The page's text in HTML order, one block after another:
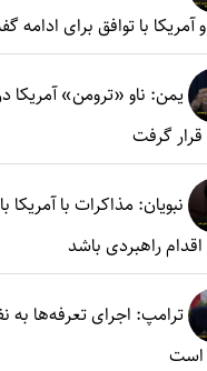
آمریکا با توافق برای ادامه
یمن: ناو «ترومن» آمریکا
گرفت
نبویان: مذاکرات با آمریکا
اقدام راهبردی باشد
ترامپ: اجرای تعرفه‌ها به
است